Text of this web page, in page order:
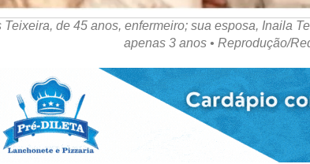
de 45 anos, enfermeiro; sua esposa, Inaila
apenas 3 anos • Reprodução/